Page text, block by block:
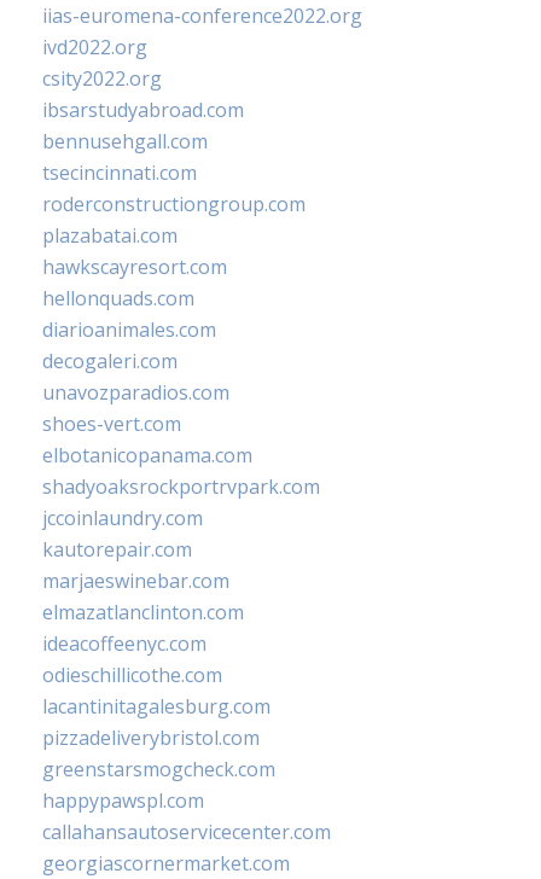
iias-euromena-conference2022.org
ivd2022.org
csity2022.org
ibsarstudyabroad.com
bennusehgall.com
tsecincinnati.com
roderconstructiongroup.com
plazabatai.com
hawkscayresort.com
hellonquads.com
diarioanimales.com
decogaleri.com
unavozparadios.com
shoes-vert.com
elbotanicopanama.com
shadyoaksrockportrvpark.com
jccoinlaundry.com
kautorepair.com
marjaeswinebar.com
elmazatlanclinton.com
ideacoffeenyc.com
odieschillicothe.com
lacantinitagalesburg.com
pizzadeliverybristol.com
greenstarsmogcheck.com
happypawspl.com
callahansautoservicecenter.com
georgiascornermarket.com